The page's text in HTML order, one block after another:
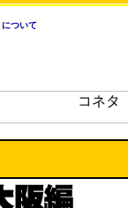
について